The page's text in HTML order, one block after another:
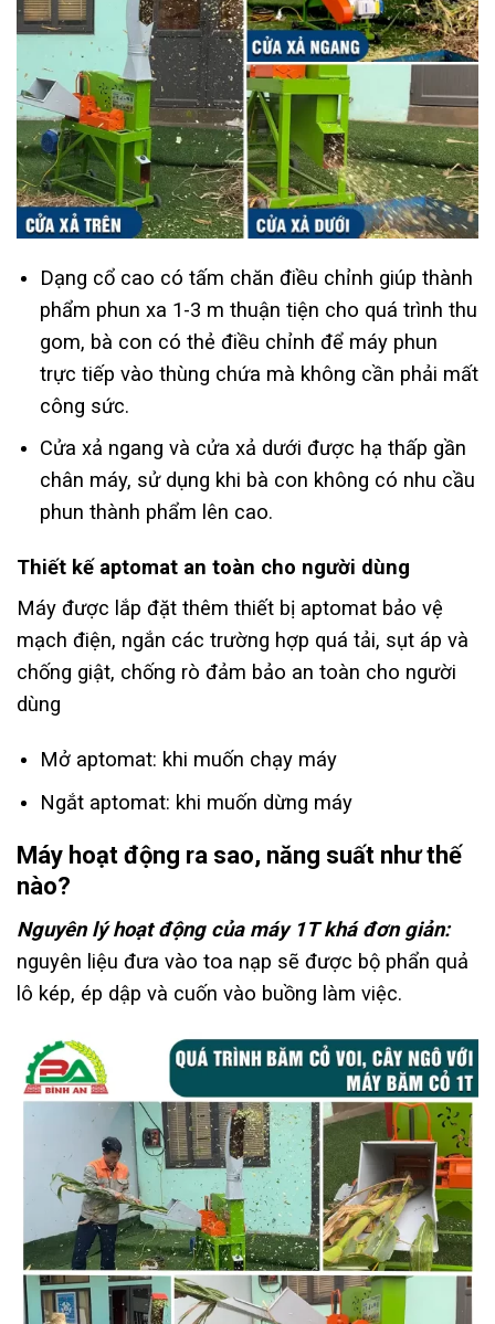
Dạng cổ cao có tấm chăn điều chỉnh giúp thành
phẩm phun xa 1-3 m thuận tiện cho quá trình thu
gom, bà con có thẻ điều chỉnh để máy phun
trực tiếp vào thùng chứa mà không cần phải mất
công sức.
Cửa xả ngang và cửa xả dưới được hạ thấp gần
chân máy, sử dụng khi bà con không có nhu cầu
phun thành phẩm lên cao.
Thiết kế aptomat an toàn cho người dùng
Máy được lắp đặt thêm thiết bị aptomat bảo vệ
mạch điện, ngắn các trường hợp quá tải, sụt áp và
chống giật, chống rò đảm bảo an toàn cho người
dùng
Mở aptomat: khi muốn chạy máy
Ngắt aptomat: khi muốn dừng máy
Máy hoạt động ra sao, năng suất như thế
nào?
Nguyên lý hoạt động của máy 1T khá đơn giản:
nguyên liệu đưa vào toa nạp sẽ được bộ phẩn quả
lô kép, ép dập và cuốn vào buồng làm việc.